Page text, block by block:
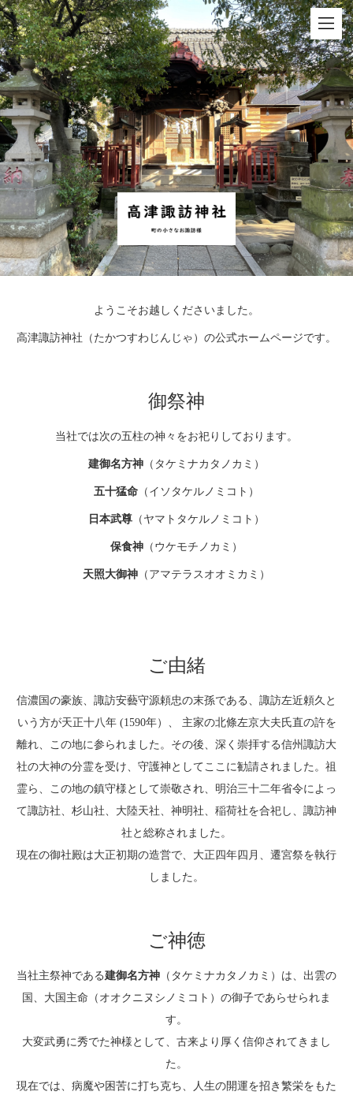
ようこそお越しくださいました。
高津諏訪神社（たかつすわじんじゃ）の公式ホームページです。
御祭神
当社では次の五柱の神々をお祀りしております。
建御名方神 （タケミナカタノカミ）
五十猛命 （イソタケルノミコト）
日本武尊 （ヤマトタケルノミコト）
保食神 （ウケモチノカミ）
天照大御神 （アマテラスオオミカミ）
ご由緒
信濃国の豪族、諏訪安藝守源頼忠の末孫である、諏訪左近頼久と
いう方が天正十八年 (1590年）、 主家の北條左京大夫氏直の許を
離れ、この地に参られました。その後、深く崇拝する信州諏訪大
社の大神の分霊を受け、守護神としてここに勧請されました。祖
霊ら、この地の鎮守様として崇敬され、明治三十二年省令によっ
て諏訪社、杉山社、大陸天社、神明社、稲荷社を合祀し、諏訪神
社と総称されました。
現在の御社殿は大正初期の造営で、大正四年四月、遷宮祭を執行
しました。
ご神徳
当社主祭神である建御名方神 （タケミナカタノカミ）は、出雲の
国、大国主命（オオクニヌシノミコト）の御子であらせられま
す。
大変武勇に秀でた神様として、古来より厚く信仰されてきまし
た。
現在では、病魔や困苦に打ち克ち、人生の開運を招き繁栄をもた